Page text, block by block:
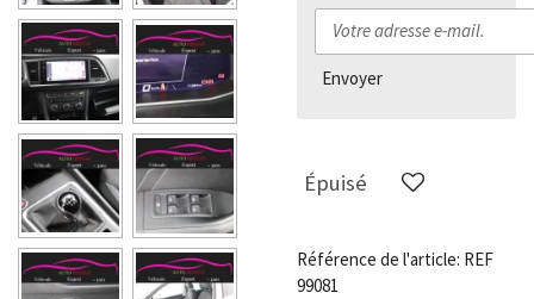
Envoyer
Épuisé
Référence de l'article: REF
99081